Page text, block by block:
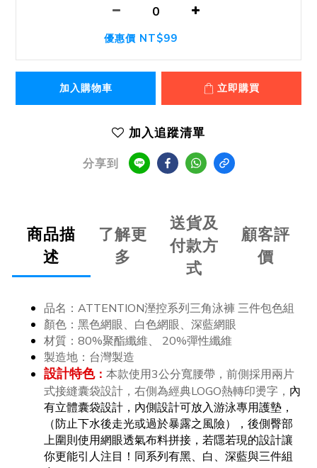
優惠價 NT$99
加入購物車 立即購買
加入追蹤清單
分享到
商品描
述
了解更
多
送貨及
付款方
式
顧客評
價
品名：ATTENTION溼控系列三角泳褲 三件包色組
顏色：黑色網眼、白色網眼、深藍網眼
材質：80%聚酯纖維、 20%彈性纖維
製造地：台灣製造
設計特色： 本款使用3公分寬腰帶，前側採用兩片
式接縫囊袋設計，右側為經典LOGO熱轉印燙字， 內
有立體囊袋設計，內側設計可放入游泳專用護墊，
（防止下水後走光或過於暴露之風險），後側臀部
上圍則使用網眼透氣布料拼接，若隱若現的設計讓
你更能引人注目！同系列有黑、白、深藍與三件組